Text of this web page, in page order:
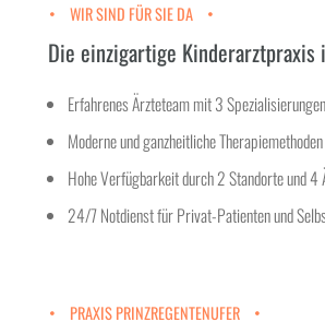
WIR SIND FÜR SIE DA
Die einzigartige Kinderarztpraxis
Erfahrenes Ärzteteam mit 3 Spezialisierungen
Moderne und ganzheitliche Therapiemethoden
Hohe Verfügbarkeit durch 2 Standorte und 4
24/7 Notdienst für Privat-Patienten und
PRAXIS PRINZREGENTENUFER